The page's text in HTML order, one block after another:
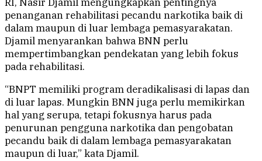
penanganan rehabilitasi pecandu narkotika baik di
dalam maupun di luar lembaga pemasyarakatan.
Djamil menyarankan bahwa BNN perlu
mempertimbangkan pendekatan yang lebih fokus
pada rehabilitasi.
“BNPT memiliki program deradikalisasi di lapas dan
di luar lapas. Mungkin BNN juga perlu memikirkan
hal yang serupa, tetapi fokusnya harus pada
penurunan pengguna narkotika dan pengobatan
pecandu baik di dalam lembaga pemasyarakatan
maupun di luar,” kata Djamil.